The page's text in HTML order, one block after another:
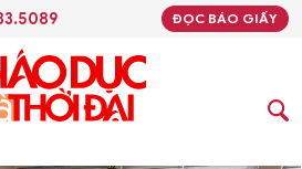
ĐỌC BÁO GIẤY